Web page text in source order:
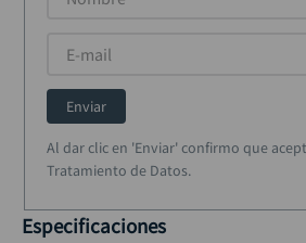
Enviar
Al dar clic en 'Enviar' confirmo que
Tratamiento de Datos.
Especificaciones